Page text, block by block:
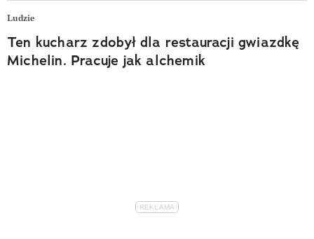
Ludzie
Ten kucharz zdobył dla restauracji gwiazdkę
Michelin. Pracuje jak alchemik